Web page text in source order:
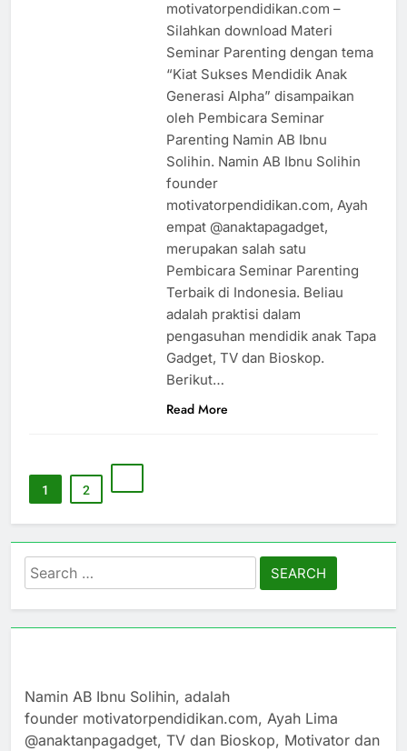
motivatorpendidikan.com –
Silahkan download Materi
Seminar Parenting dengan tema
“Kiat Sukses Mendidik Anak
Generasi Alpha” disampaikan
oleh Pembicara Seminar
Parenting Namin AB Ibnu
Solihin. Namin AB Ibnu Solihin
founder
motivatorpendidikan.com, Ayah
empat @anaktapagadget,
merupakan salah satu
Pembicara Seminar Parenting
Terbaik di Indonesia. Beliau
adalah praktisi dalam
pengasuhan mendidik anak Tapa
Gadget, TV dan Bioskop.
Berikut…
Read More
1 2
Search
for:
Namin AB Ibnu Solihin, adalah
founder motivatorpendidikan.com, Ayah Lima
@anaktanpagadget, TV dan Bioskop, Motivator dan